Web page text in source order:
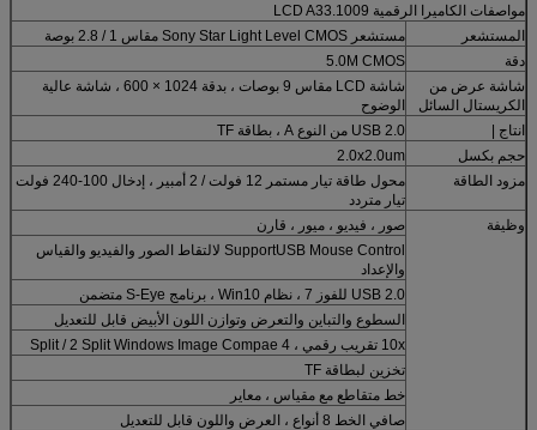
مواصفات الكاميرا الرقمية LCD A33.1009
المستشعر
مستشعر Sony Star Light Level CMOS مقاس 1 / 2.8 بوصة
دقة
5.0M CMOS
شاشة عرض من
الكريستال السائل
شاشة LCD مقاس 9 بوصات ، بدقة 1024 × 600 ، شاشة عالية
الوضوح
انتاج |
USB 2.0 من النوع A ، بطاقة TF
حجم بكسل
2.0x2.0um
مزود الطاقة
محول طاقة تيار مستمر 12 فولت / 2 أمبير ، إدخال 100-240 فولت
تيار متردد
وظيفة
صور ، فيديو ، ميور ، قارن
SupportUSB Mouse Control لالتقاط الصور والفيديو والقياس
والإعداد
USB 2.0 للفوز 7 ، نظام Win10 ، برنامج S-Eye متضمن
السطوع والتباين والتعرض وتوازن اللون الأبيض قابل للتعديل
10x تقريب رقمي ، 4 Split / 2 Split Windows Image Compae
تخزين لبطاقة TF
خط متقاطع مع مقياس ، معاير
صافي الخط 8 أنواع ، العرض واللون قابل للتعديل